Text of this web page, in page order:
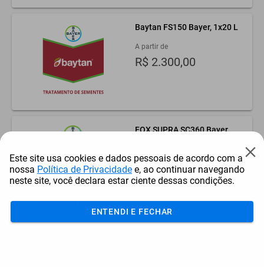
Baytan FS150 Bayer, 1x20 L
A partir de
R$ 2.300,00
FOX SUPRA SC360 Bayer,
Ver preço
Este site usa cookies e dados pessoais de acordo com a
nossa Política de Privacidade e, ao continuar navegando
neste site, você declara estar ciente dessas condições.
ENTENDI E FECHAR